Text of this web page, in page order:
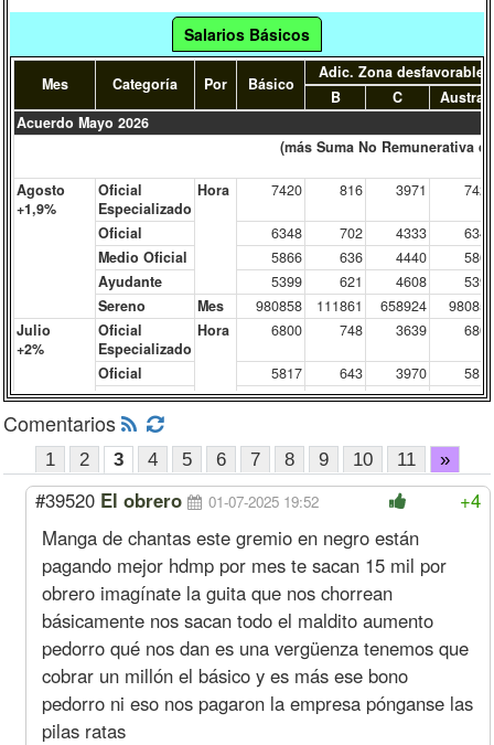
Enero 2020
Acuerdos 2019
Acuerdo 2018 + Bono $ 5.000
Gatillo mar-18
Anteriores
Salarios Básicos
Mes Categoría Por Básico
Adic. Zona desfavorable
B
C
Austral
Acuerdo Mayo 2026
(más Suma No Remunerativa
Agosto
+1,9%
Oficial
Especializado
Hora 7420 816 3971
Oficial 6348 702 4333
Medio Oficial
5866 636 4440
Ayudante
5399 621 4608
Sereno
Mes 980858 111861 658924
Julio
+2%
Oficial
Especializado
Hora 6800 748 3639
Oficial 5817 643 3970
Medio Oficial
5375 583 4069
Ayudante
Sereno
Mes 898817 102505 603810
Junio
+2,1%
Oficial
Especializado
Hora 6666 733 3568
Oficial 5703 3892
Medio Oficial
5270 572 3989
Ayudante
4851 558 4140
Sereno
Mes 881193 100495 591971
Acuerdo Marzo 2026
Mayo
+1,8%
Oficial
Especializado
Hora 6119 673 3275
Oficial
Comentarios
1 2 3 4 5 6 7 8 9 10 11 »
+4
#39520 El obrero 01-07-2025 19:52
Manga de chantas este gremio en negro están
pagando mejor hdmp por mes te sacan 15 mil por
obrero imagínate la guita que nos chorrean
básicamente nos sacan todo el maldito aumento
pedorro qué nos dan es una vergüenza tenemos que
cobrar un millón el básico y es más ese bono
pedorro ni eso nos pagaron la empresa pónganse las
pilas ratas